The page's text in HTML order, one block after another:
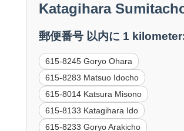
Katagihara
郵便番号 以内に 1
615-8245 Goryo Ohara
615-8283 Matsuo Idocho
615-8014 Katsura Misono
615-8133 Katagihara Ido
615-8233 Goryo Arakicho